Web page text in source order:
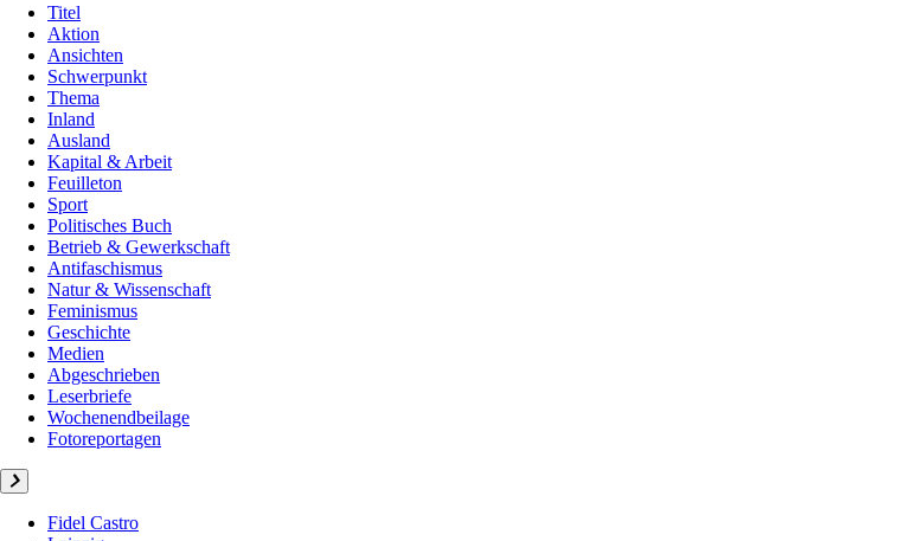
Titel
Aktion
Ansichten
Schwerpunkt
Thema
Inland
Ausland
Kapital & Arbeit
Feuilleton
Sport
Politisches Buch
Betrieb & Gewerkschaft
Antifaschismus
Natur & Wissenschaft
Feminismus
Geschichte
Medien
Abgeschrieben
Leserbriefe
Wochenendbeilage
Fotoreportagen
Fidel Castro